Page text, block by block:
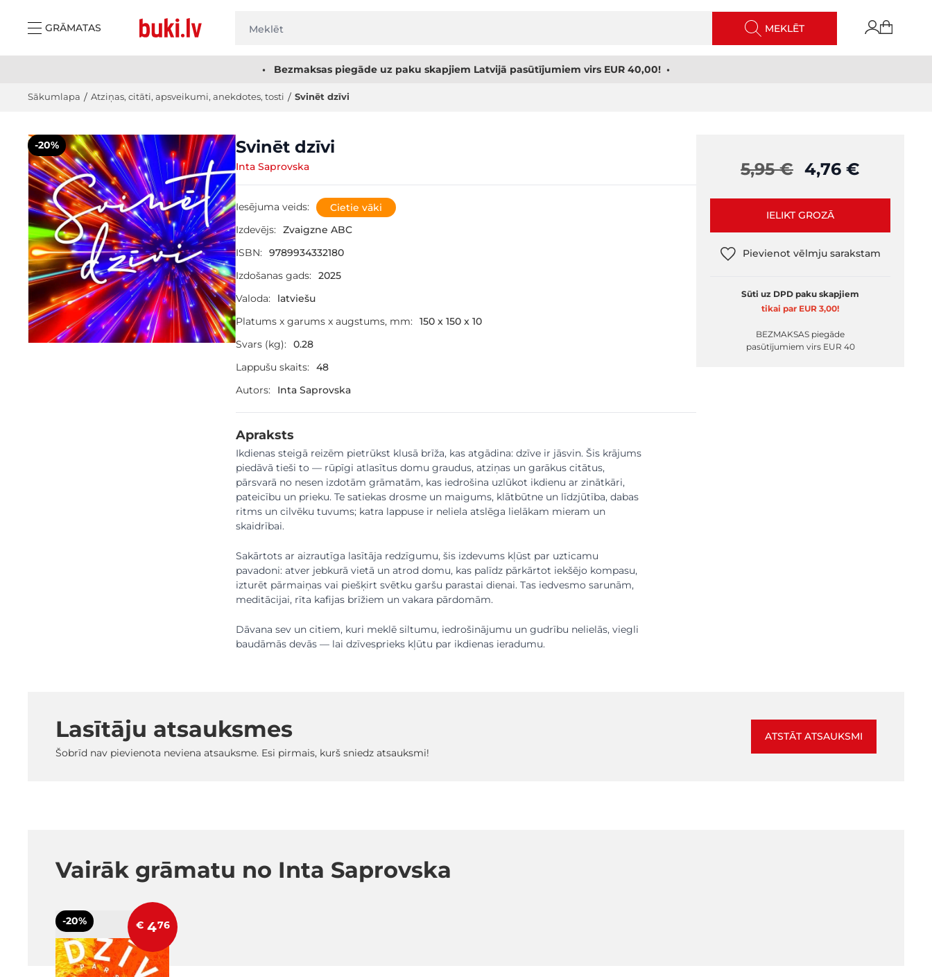
GRĀMATAS
MEKLĒT
• Bezmaksas piegāde uz paku skapjiem Latvijā pasūtījumiem virs EUR 40,00! •
Sākumlapa / Atziņas, citāti, apsveikumi, anekdotes, tosti / Svinēt dzīvi
-20%
Main image
Click to view image in fullscreen Svinēt dzīvi
Inta Saprovska
Iesējuma veids:
Cietie vāki
Izdevējs:
Zvaigzne ABC
ISBN:
9789934332180
Izdošanas gads:
2025
Valoda:
latviešu
Platums x garums x augstums, mm:
150 x 150 x 10
Svars (kg):
0.28
Lappušu skaits:
48
Autors:
Inta Saprovska
Apraksts
Ikdienas steigā reizēm pietrūkst klusā brīža, kas atgādina: dzīve ir jāsvin. Šis krājums
piedāvā tieši to — rūpīgi atlasītus domu graudus, atziņas un garākus citātus,
pārsvarā no nesen izdotām grāmatām, kas iedrošina uzlūkot ikdienu ar zinātkāri,
pateicību un prieku. Te satiekas drosme un maigums, klātbūtne un līdzjūtība, dabas
ritms un cilvēku tuvums; katra lappuse ir neliela atslēga lielākam mieram un
skaidrībai.
Sakārtots ar aizrautīga lasītāja redzīgumu, šis izdevums kļūst par uzticamu
pavadoni: atver jebkurā vietā un atrod domu, kas palīdz pārkārtot iekšējo kompasu,
izturēt pārmaiņas vai piešķirt svētku garšu parastai dienai. Tas iedvesmo sarunām,
meditācijai, rīta kafijas brīžiem un vakara pārdomām.
Dāvana sev un citiem, kuri meklē siltumu, iedrošinājumu un gudrību nelielās, viegli
baudāmās devās — lai dzīvesprieks kļūtu par ikdienas ieradumu.
5,95 € 4,76 €
IELIKT GROZĀ
Pievienot vēlmju sarakstam
Sūti uz DPD paku skapjiem
tikai par EUR 3,00!
BEZMAKSAS piegāde
pasūtījumiem virs EUR 40
Lasītāju atsauksmes
Šobrīd nav pievienota neviena atsauksme. Esi pirmais, kurš sniedz atsauksmi!
ATSTĀT ATSAUKSMI
Vairāk grāmatu no Inta Saprovska
-20% € 476